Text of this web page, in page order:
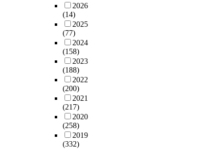
2026
(14)
2025
(77)
2024
(158)
2023
(188)
2022
(200)
2021
(217)
2020
(258)
2019
(332)